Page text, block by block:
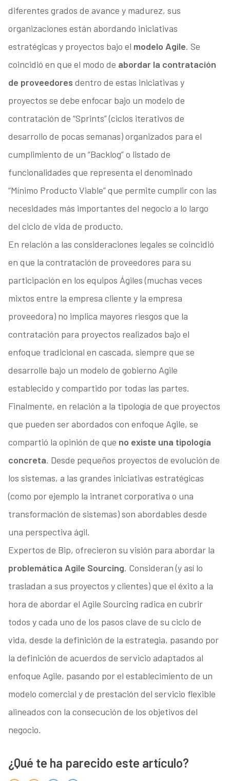
diferentes grados de avance y madurez, sus
organizaciones están abordando iniciativas
estratégicas y proyectos bajo el modelo Agile. Se
coincidió en que el modo de abordar la contratación
de proveedores dentro de estas iniciativas y
proyectos se debe enfocar bajo un modelo de
contratación de “Sprints” (ciclos iterativos de
desarrollo de pocas semanas) organizados para el
cumplimiento de un “Backlog” o listado de
funcionalidades que representa el denominado
“Mínimo Producto Viable” que permite cumplir con las
necesidades más importantes del negocio a lo largo
del ciclo de vida de producto.
En relación a las consideraciones legales se coincidió
en que la contratación de proveedores para su
participación en los equipos Ágiles (muchas veces
mixtos entre la empresa cliente y la empresa
proveedora) no implica mayores riesgos que la
contratación para proyectos realizados bajo el
enfoque tradicional en cascada, siempre que se
desarrolle bajo un modelo de gobierno Agile
establecido y compartido por todas las partes.
Finalmente, en relación a la tipología de que proyectos
que pueden ser abordados con enfoque Agile, se
compartió la opinión de que no existe una tipología
concreta. Desde pequeños proyectos de evolución de
los sistemas, a las grandes iniciativas estratégicas
(como por ejemplo la intranet corporativa o una
transformación de sistemas) son abordables desde
una perspectiva ágil.
Expertos de Bip, ofrecieron su visión para abordar la
problemática Agile Sourcing. Consideran (y así lo
trasladan a sus proyectos y clientes) que el éxito a la
hora de abordar el Agile Sourcing radica en cubrir
todos y cada uno de los pasos clave de su ciclo de
vida, desde la definición de la estrategia, pasando por
la definición de acuerdos de servicio adaptados al
enfoque Agile, pasando por el establecimiento de un
modelo comercial y de prestación del servicio flexible
alineados con la consecución de los objetivos del
negocio.
¿Qué te ha parecido este artículo?